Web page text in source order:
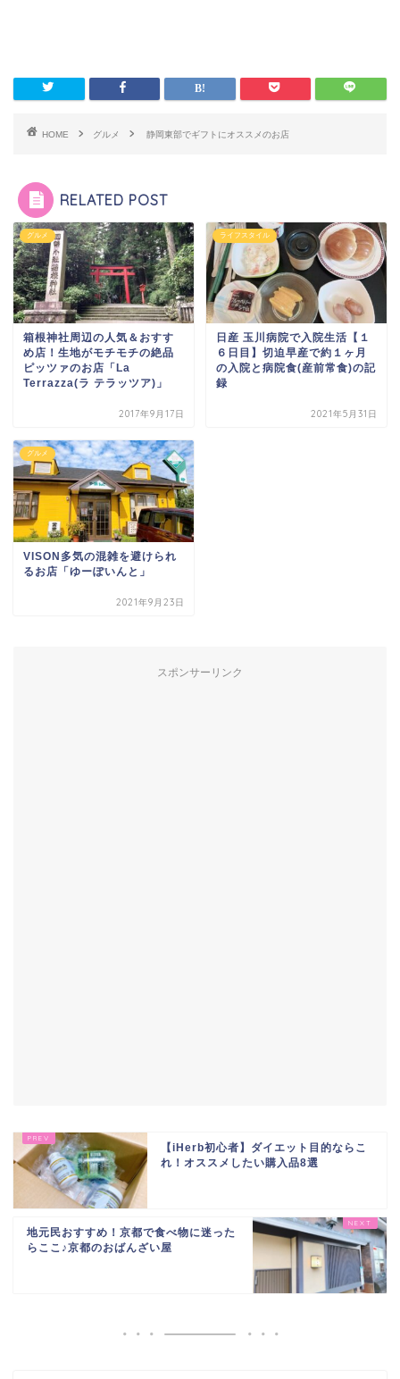
HOME グルメ 静岡東部でギフトにオススメのお店
RELATED POST
グルメ
箱根神社周辺の人気＆おすす
め店！生地がモチモチの絶品
ピッツァのお店「La
Terrazza(ラ テラッツア)」
2017年9月17日
ライフスタイル
日産 玉川病院で入院生活【１
６日目】切迫早産で約１ヶ月
の入院と病院食(産前常食)の記
録
2021年5月31日
グルメ
VISON多気の混雑を避けられ
るお店「ゆーぽいんと」
2021年9月23日
スポンサーリンク
【iHerb初心者】ダイエット目的ならこ
れ！オススメしたい購入品8選
地元民おすすめ！京都で食べ物に迷った
らここ♪京都のおばんざい屋